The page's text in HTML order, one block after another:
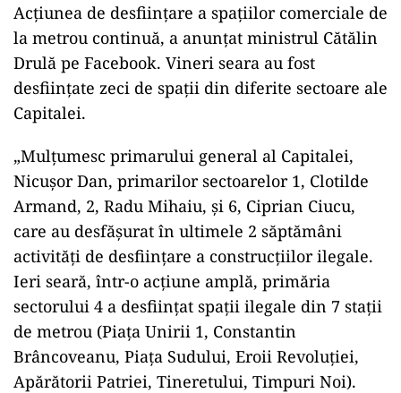
Acțiunea de desființare a spațiilor comerciale de
la metrou continuă, a anunțat ministrul Cătălin
Drulă pe Facebook. Vineri seara au fost
desființate zeci de spații din diferite sectoare ale
Capitalei.
„Mulțumesc primarului general al Capitalei,
Nicușor Dan, primarilor sectoarelor 1, Clotilde
Armand, 2, Radu Mihaiu, și 6, Ciprian Ciucu,
care au desfășurat în ultimele 2 săptămâni
activități de desființare a construcțiilor ilegale.
Ieri seară, într-o acțiune amplă, primăria
sectorului 4 a desființat spații ilegale din 7 stații
de metrou (Piața Unirii 1, Constantin
Brâncoveanu, Piața Sudului, Eroii Revoluției,
Apărătorii Patriei, Tineretului, Timpuri Noi).